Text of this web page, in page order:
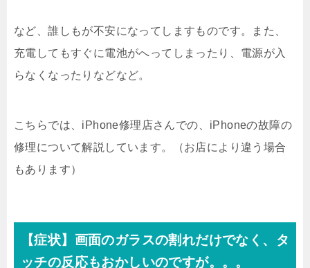
など、誰しもが不安になってしますものです。また、
充電してもすぐに電池がへってしまったり、電源が入
らなくなったりなどなど。
こちらでは、iPhone修理店さんでの、iPhoneの故障の
修理について解説しています。（お店により違う場合
もあります）
【症状】画面のガラスの割れだけでなく、タ
ッチの反応もおかしいのですが。。。